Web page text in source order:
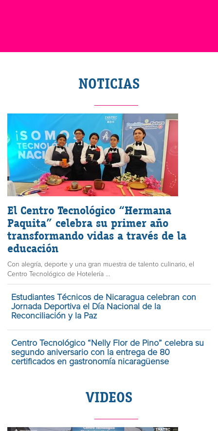
NOTICIAS
El Centro Tecnológico “Hermana
Paquita” celebra su primer año
transformando vidas a través de la
educación
Con alegría, deporte y una gran muestra de talento culinario, el
Centro Tecnológico de Hotelería ...
Estudiantes Técnicos de Nicaragua celebran con
Jornada Deportiva el Día Nacional de la
Reconciliación y la Paz
Centro Tecnológico “Nelly Flor de Pino” celebra su
segundo aniversario con la entrega de 80
certificados en gastronomía nicaragüense
VIDEOS